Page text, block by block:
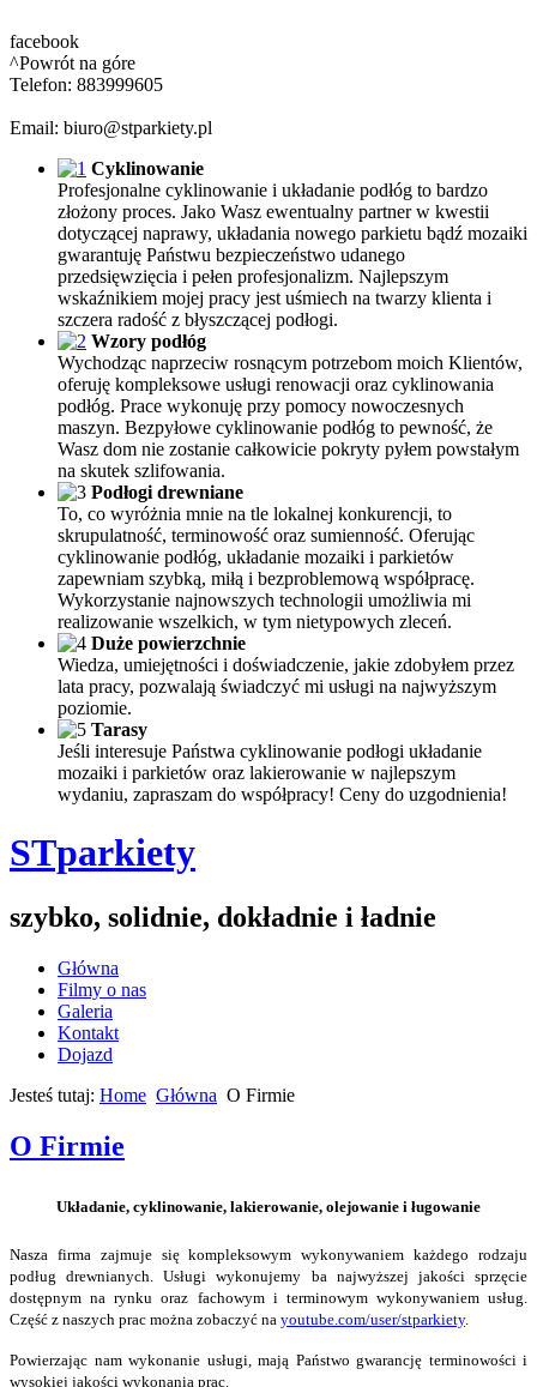
facebook
^Powrót na góre
Telefon: 883999605
Email: biuro@stparkiety.pl
Cyklinowanie
Profesjonalne cyklinowanie i układanie podłóg to bardzo
złożony proces. Jako Wasz ewentualny partner w kwestii
dotyczącej naprawy, układania nowego parkietu bądź mozaiki
gwarantuję Państwu bezpieczeństwo udanego
przedsięwzięcia i pełen profesjonalizm. Najlepszym
wskaźnikiem mojej pracy jest uśmiech na twarzy klienta i
szczera radość z błyszczącej podłogi.
Wzory podłóg
Wychodząc naprzeciw rosnącym potrzebom moich Klientów,
oferuję kompleksowe usługi renowacji oraz cyklinowania
podłóg. Prace wykonuję przy pomocy nowoczesnych
maszyn. Bezpyłowe cyklinowanie podłóg to pewność, że
Wasz dom nie zostanie całkowicie pokryty pyłem powstałym
na skutek szlifowania.
Podłogi drewniane
To, co wyróżnia mnie na tle lokalnej konkurencji, to
skrupulatność, terminowość oraz sumienność. Oferując
cyklinowanie podłóg, układanie mozaiki i parkietów
zapewniam szybką, miłą i bezproblemową współpracę.
Wykorzystanie najnowszych technologii umożliwia mi
realizowanie wszelkich, w tym nietypowych zleceń.
Duże powierzchnie
Wiedza, umiejętności i doświadczenie, jakie zdobyłem przez
lata pracy, pozwalają świadczyć mi usługi na najwyższym
poziomie.
Tarasy
Jeśli interesuje Państwa cyklinowanie podłogi układanie
mozaiki i parkietów oraz lakierowanie w najlepszym
wydaniu, zapraszam do współpracy! Ceny do uzgodnienia!
STparkiety
szybko, solidnie, dokładnie i ładnie
Główna
Filmy o nas
Galeria
Kontakt
Dojazd
Jesteś tutaj: Home Główna O Firmie
O Firmie
Układanie, cyklinowanie, lakierowanie, olejowanie i ługowanie
Nasza firma zajmuje się kompleksowym wykonywaniem każdego rodzaju
podług drewnianych. Usługi wykonujemy ba najwyższej jakości sprzęcie
dostępnym na rynku oraz fachowym i terminowym wykonywaniem usług.
Część z naszych prac można zobaczyć na youtube.com/user/stparkiety.
Powierzając nam wykonanie usługi, mają Państwo gwarancję terminowości i
wysokiej jakości wykonania prac.